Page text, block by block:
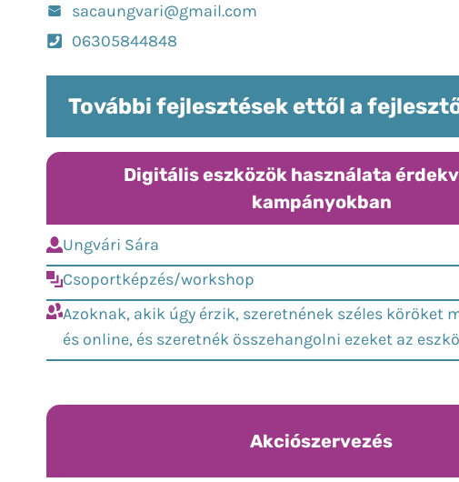
sacaungvari@gmail.com
06305844848
További fejlesztések ettől a
Digitális eszközök használata
kampányokban
Ungvári Sára
Csoportképzés/workshop
Azoknak, akik úgy érzik, szeretnének széles köröket
és online, és szeretnék összehangolni ezeket az
Akciószervezés